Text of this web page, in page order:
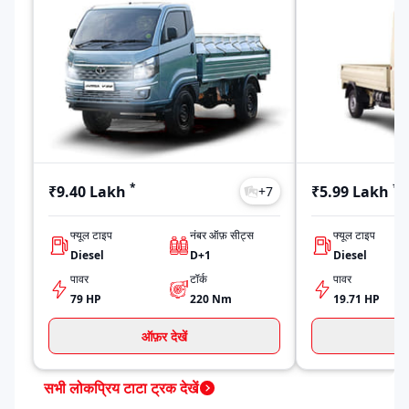
वोल्वो
₹9.40 Lakh * +7
फ्यूल टाइप
Diesel
नंबर ऑफ़ सीट्स
D+1
पावर
79 HP
टॉर्क
220 Nm
ऑफ़र देखें
₹5.99 Lakh *
फ्यूल टाइप
Diesel
पावर
19.71 HP
सभी लोकप्रिय टाटा ट्रक देखें